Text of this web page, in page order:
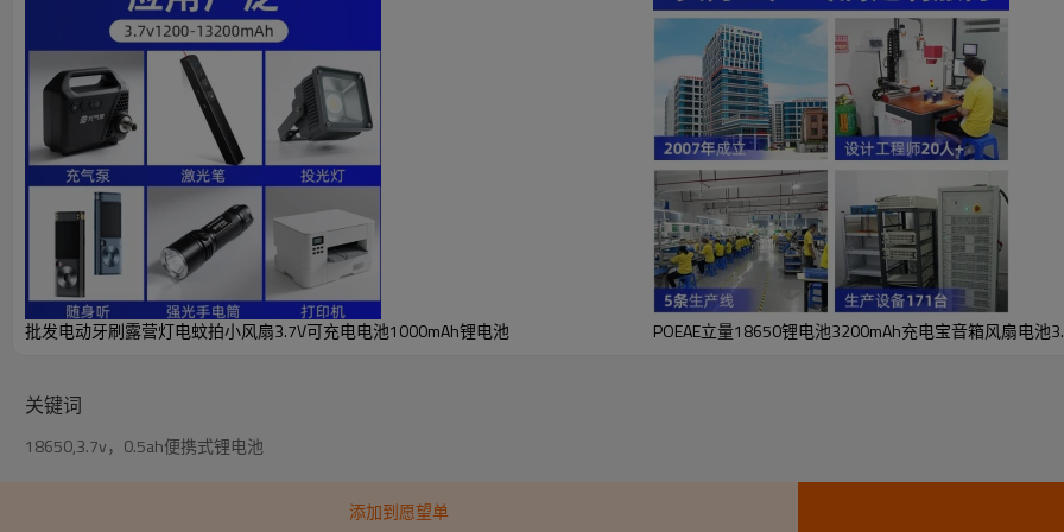
批发电动牙刷露营灯电蚊拍小风扇3.7V可充电电池1000mAh锂电池 POEAE立量18650锂电池3200mAh充电宝音箱风扇电池
关键词
18650,3.7v，0.5ah便携式锂电池
添加到愿望单